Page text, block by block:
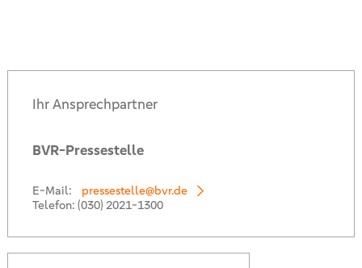
Ihr Ansprechpartner
BVR-Pressestelle
E-Mail:
pressestelle@bvr.de
Telefon: (030) 2021-1300